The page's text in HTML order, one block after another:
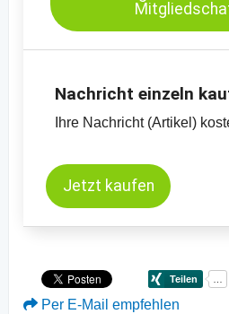
Nachricht einzeln
Ihre Nachricht (Artikel)
Jetzt kaufen
Per E-Mail empfehlen